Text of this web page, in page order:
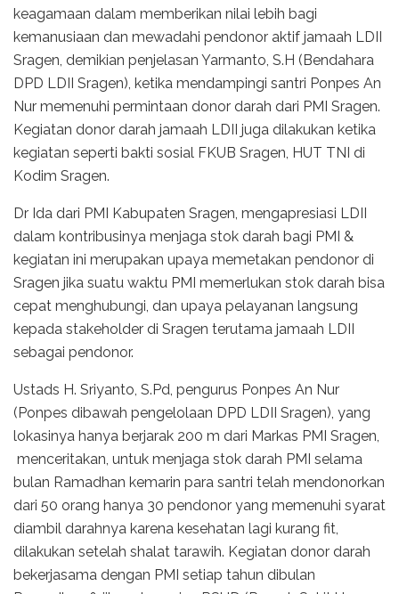
keagamaan dalam memberikan nilai lebih bagi
kemanusiaan dan mewadahi pendonor aktif jamaah LDII
Sragen, demikian penjelasan Yarmanto, S.H (Bendahara
DPD LDII Sragen), ketika mendampingi santri Ponpes An
Nur memenuhi permintaan donor darah dari PMI Sragen.
Kegiatan donor darah jamaah LDII juga dilakukan ketika
kegiatan seperti bakti sosial FKUB Sragen, HUT TNI di
Kodim Sragen.
Dr Ida dari PMI Kabupaten Sragen, mengapresiasi LDII
dalam kontribusinya menjaga stok darah bagi PMI &
kegiatan ini merupakan upaya memetakan pendonor di
Sragen jika suatu waktu PMI memerlukan stok darah bisa
cepat menghubungi, dan upaya pelayanan langsung
kepada stakeholder di Sragen terutama jamaah LDII
sebagai pendonor.
Ustads H. Sriyanto, S.Pd, pengurus Ponpes An Nur
(Ponpes dibawah pengelolaan DPD LDII Sragen), yang
lokasinya hanya berjarak 200 m dari Markas PMI Sragen,
menceritakan, untuk menjaga stok darah PMI selama
bulan Ramadhan kemarin para santri telah mendonorkan
dari 50 orang hanya 30 pendonor yang memenuhi syarat
diambil darahnya karena kesehatan lagi kurang fit,
dilakukan setelah shalat tarawih. Kegiatan donor darah
bekerjasama dengan PMI setiap tahun dibulan